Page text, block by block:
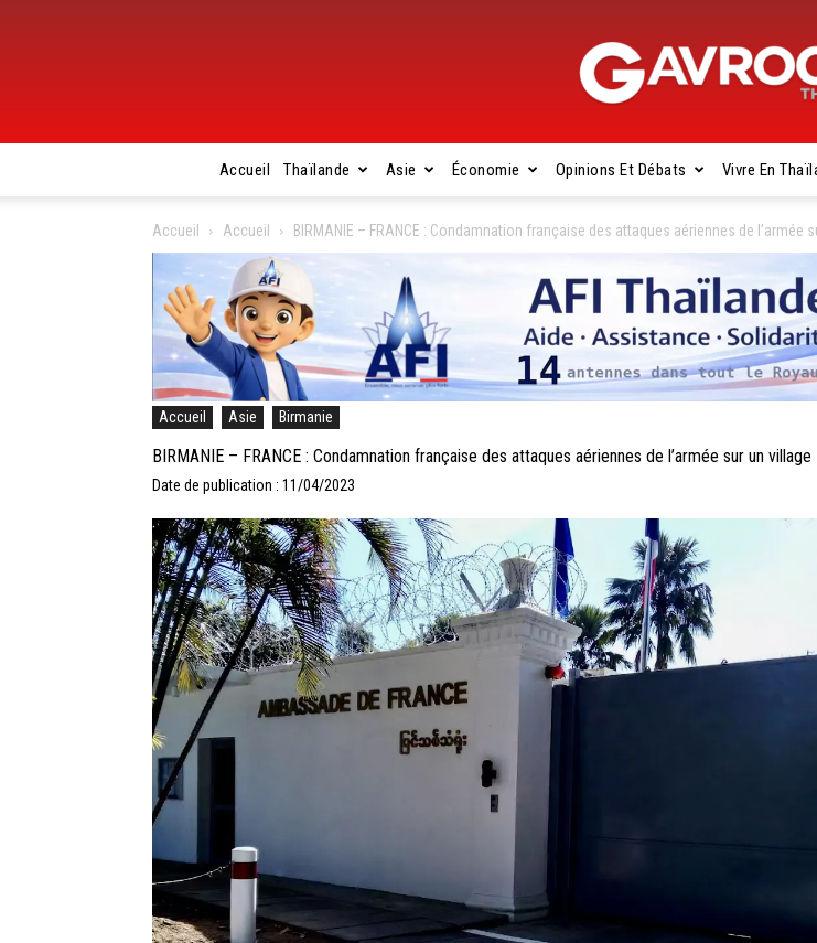
Gavroche
Thaïlande
Accueil Thaïlande Asie Économie Opinions Et Débats Vivre En
Accueil Accueil BIRMANIE – FRANCE : Condamnation française des attaques aériennes de l’armée
Accueil Asie Birmanie
BIRMANIE – FRANCE : Condamnation française des attaques aériennes de l’armée sur un village
Date de publication : 11/04/2023